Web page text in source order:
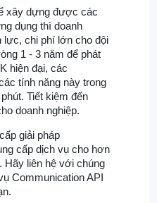
xây dựng được các
dụng thì doanh
lực, chi phí lớn cho đội
1 - 3 năm để phát
hiện đại, các
tính năng này trong
Tiết kiệm đến
doanh nghiệp.
giải pháp
cấp dịch vụ cho hơn
Hãy liên hệ với chúng
Communication API